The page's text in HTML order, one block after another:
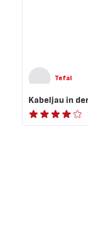
Tefal
Kabeljau in
Bewertung